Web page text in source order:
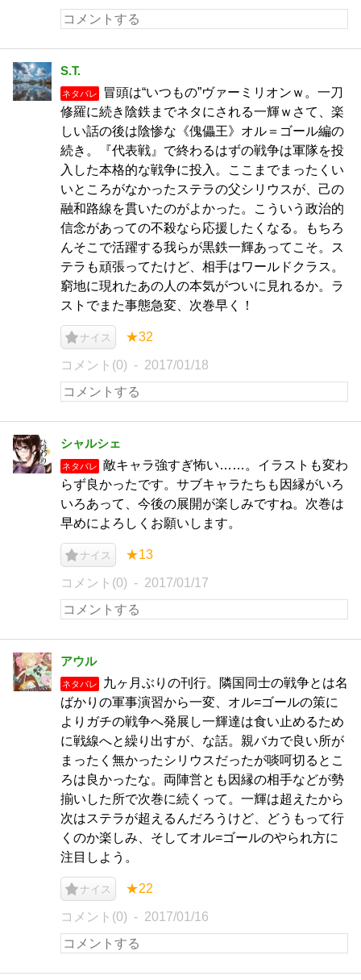
S.T.
ネタバレ
冒頭は“いつもの”ヴァーミリオンｗ。一刀
修羅に続き陰鉄までネタにされる一輝ｗさて、楽
しい話の後は陰惨な《傀儡王》オル＝ゴール編の
続き。『代表戦』で終わるはずの戦争は軍隊を投
入した本格的な戦争に投入。ここまでまったくい
いところがなかったステラの父シリウスが、己の
融和路線を貫いたのがよかった。こういう政治的
信念があっての不殺なら応援したくなる。もちろ
んそこで活躍する我らが黒鉄一輝あってこそ。ス
テラも頑張ってたけど、相手はワールドクラス。
窮地に現れたあの人の本気がついに見れるか。ラ
ストでまた事態急変、次巻早く！
ナイス ★32
コメント(0) 2017/01/18
シャルシェ
ネタバレ
敵キャラ強すぎ怖い……。イラストも変わ
らず良かったです。サブキャラたちも因縁がいろ
いろあって、今後の展開が楽しみですね。次巻は
早めによろしくお願いします。
ナイス ★13
コメント(0) 2017/01/17
アウル
ネタバレ
九ヶ月ぶりの刊行。隣国同士の戦争とは名
ばかりの軍事演習から一変、オル=ゴールの策に
よりガチの戦争へ発展し一輝達は食い止めるため
に戦線へと繰り出すが、な話。親バカで良い所が
まったく無かったシリウスだったが啖呵切るとこ
ろは良かったな。両陣営とも因縁の相手などが勢
揃いした所で次巻に続くって。一輝は超えたから
次はステラが超えるんだろうけど、どうもって行
くのか楽しみ、そしてオル=ゴールのやられ方に
注目しよう。
ナイス ★22
コメント(0) 2017/01/16